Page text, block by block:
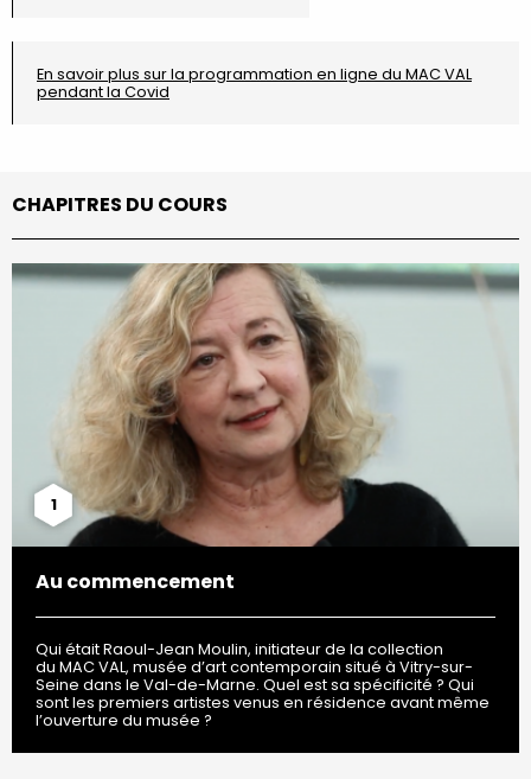
En savoir plus sur la programmation en ligne du MAC VAL
pendant la Covid
CHAPITRES DU COURS
1
Au commencement
Qui était Raoul-Jean Moulin, initiateur de la collection
du MAC VAL, musée d’art contemporain situé à Vitry-sur-
Seine dans le Val-de-Marne. Quel est sa spécificité ? Qui
sont les premiers artistes venus en résidence avant même
l’ouverture du musée ?